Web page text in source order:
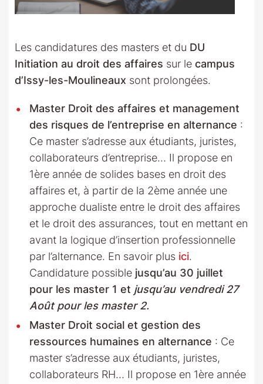
Les candidatures des masters et du DU
Initiation au droit des affaires sur le campus
d’Issy-les-Moulineaux sont prolongées.
Master Droit des affaires et management
des risques de l’entreprise en alternance :
Ce master s’adresse aux étudiants, juristes,
collaborateurs d’entreprise… Il propose en
1ère année de solides bases en droit des
affaires et, à partir de la 2ème année une
approche dualiste entre le droit des affaires
et le droit des assurances, tout en mettant en
avant la logique d’insertion professionnelle
par l’alternance. En savoir plus ici.
Candidature possible jusqu’au 30 juillet
pour les master 1 et jusqu’au vendredi 27
Août pour les master 2.
Master Droit social et gestion des
ressources humaines en alternance : Ce
master s’adresse aux étudiants, juristes,
collaborateurs RH… Il propose en 1ère année